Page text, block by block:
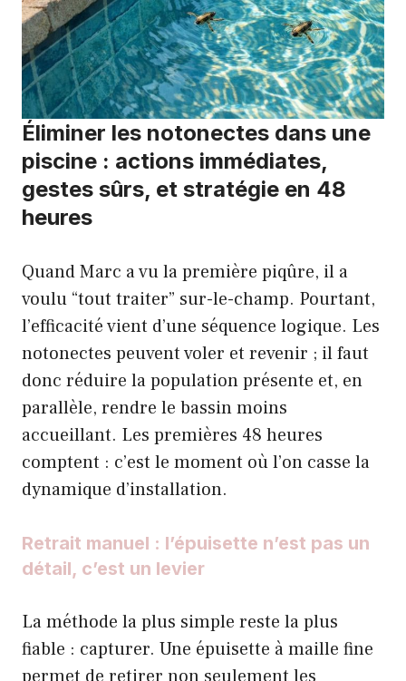
Éliminer les notonectes dans une
piscine : actions immédiates,
gestes sûrs, et stratégie en 48
heures
Quand Marc a vu la première piqûre, il a
voulu “tout traiter” sur-le-champ. Pourtant,
l’efficacité vient d’une séquence logique. Les
notonectes peuvent voler et revenir ; il faut
donc réduire la population présente et, en
parallèle, rendre le bassin moins
accueillant. Les premières 48 heures
comptent : c’est le moment où l’on casse la
dynamique d’installation.
Retrait manuel : l’épuisette n’est pas un
détail, c’est un levier
La méthode la plus simple reste la plus
fiable : capturer. Une épuisette à maille fine